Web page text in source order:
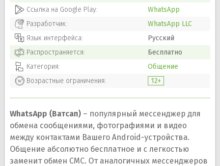
Ссылка на Google Play:
WhatsApp
Разработчик:
WhatsApp LLC
Язык интерфейса:
Русский
Распространяется:
Бесплатно
Категория:
Общение
Возрастные ограничения:
12+
WhatsApp (Ватсап) – популярный мессенджер для
обмена сообщениями, фотографиями и видео
между контактами Вашего Android-устройства.
Общение абсолютно бесплатное и с легкостью
заменит обмен СМС. От аналогичных мессенджеров